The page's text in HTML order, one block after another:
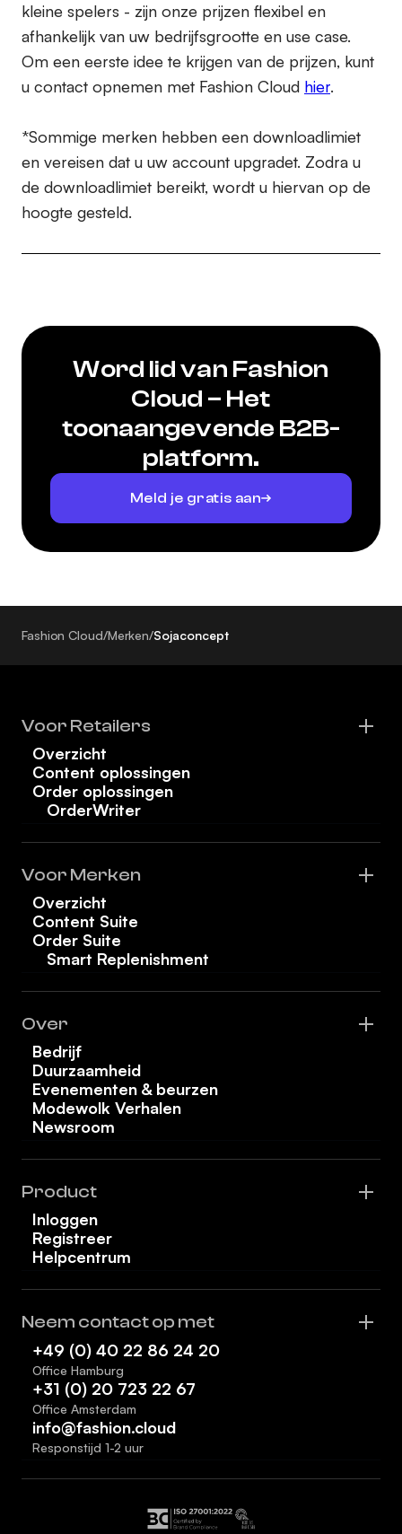
kleine spelers - zijn onze prijzen flexibel en
afhankelijk van uw bedrijfsgrootte en use case.
Om een eerste idee te krijgen van de prijzen, kunt
u contact opnemen met Fashion Cloud hier.
*Sommige merken hebben een downloadlimiet
en vereisen dat u uw account upgradet. Zodra u
de downloadlimiet bereikt, wordt u hiervan op de
hoogte gesteld.
Word lid van Fashion
Cloud – Het
toonaangevende B2B-
platform.
Meld je gratis aan
Fashion Cloud/Merken/Sojaconcept
Voor Retailers
Overzicht
Content oplossingen
Order oplossingen
OrderWriter
Voor Merken
Overzicht
Content Suite
Order Suite
Smart Replenishment
Over
Bedrijf
Duurzaamheid
Evenementen & beurzen
Modewolk Verhalen
Newsroom
Product
Inloggen
Registreer
Helpcentrum
Neem contact op met
+49 (0) 40 22 86 24 20
Office Hamburg
+31 (0) 20 723 22 67
Office Amsterdam
info@fashion.cloud
Responstijd 1-2 uur